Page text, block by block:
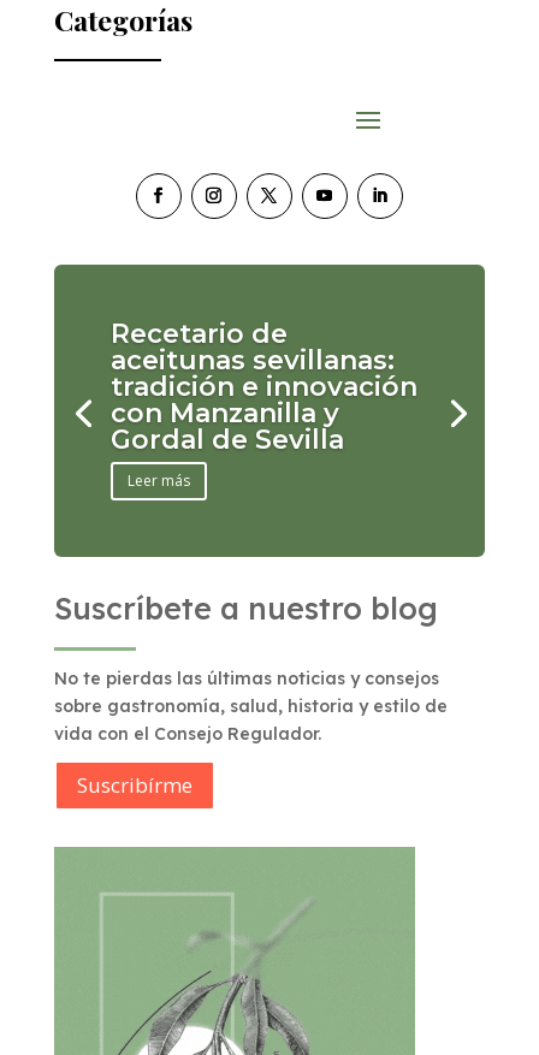
Categorías
Recetario de
aceitunas sevillanas:
tradición e innovación
con Manzanilla y
Gordal de Sevilla
Leer más
Suscríbete a nuestro blog
No te pierdas las últimas noticias y consejos
sobre gastronomía, salud, historia y estilo de
vida con el Consejo Regulador.
Suscribírme